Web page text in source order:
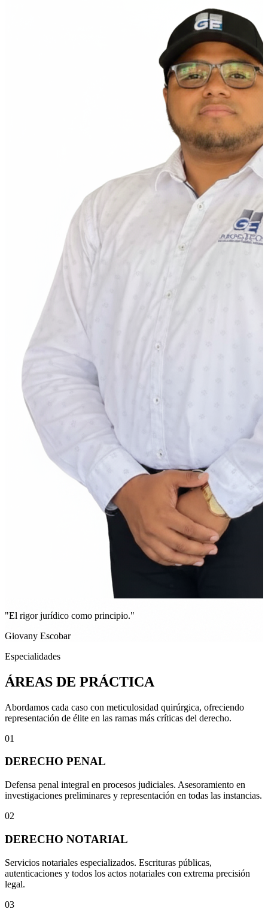
"El rigor jurídico como principio."
Giovany Escobar
Especialidades
ÁREAS DE PRÁCTICA
Abordamos cada caso con meticulosidad quirúrgica, ofreciendo
representación de élite en las ramas más críticas del derecho.
01
DERECHO PENAL
Defensa penal integral en procesos judiciales. Asesoramiento en
investigaciones preliminares y representación en todas las instancias.
02
DERECHO NOTARIAL
Servicios notariales especializados. Escrituras públicas,
autenticaciones y todos los actos notariales con extrema precisión
legal.
03